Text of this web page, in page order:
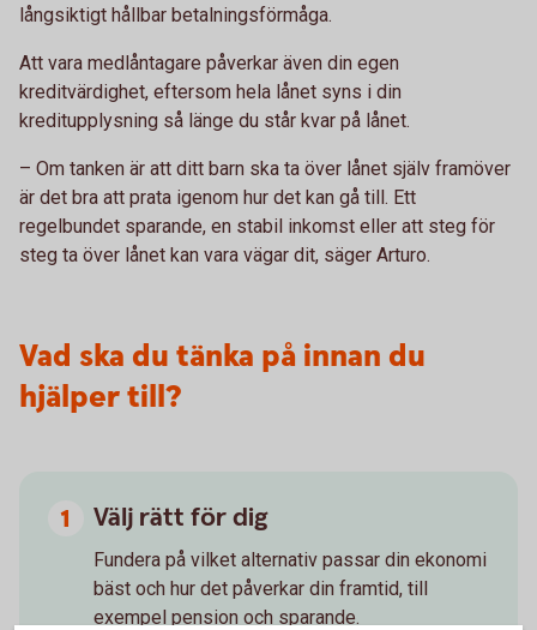
långsiktigt hållbar betalningsförmåga.
Att vara medlåntagare påverkar även din egen
kreditvärdighet, eftersom hela lånet syns i din
kreditupplysning så länge du står kvar på lånet.
– Om tanken är att ditt barn ska ta över lånet själv framöver
är det bra att prata igenom hur det kan gå till. Ett
regelbundet sparande, en stabil inkomst eller att steg för
steg ta över lånet kan vara vägar dit, säger Arturo.
Vad ska du tänka på innan du
hjälper till?
Välj rätt för dig
Fundera på vilket alternativ passar din ekonomi
bäst och hur det påverkar din framtid, till
exempel pension och sparande.